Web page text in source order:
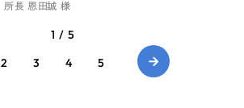
所長 恩田誠 様
1 / 5
2 3 4 5